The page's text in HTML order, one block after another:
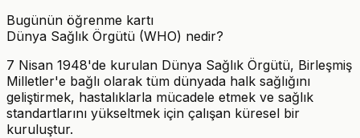
Bugünün öğrenme kartı
Dünya Sağlık Örgütü (WHO) nedir?
7 Nisan 1948'de kurulan Dünya Sağlık Örgütü, Birleşmiş
Milletler'e bağlı olarak tüm dünyada halk sağlığını
geliştirmek, hastalıklarla mücadele etmek ve sağlık
standartlarını yükseltmek için çalışan küresel bir
kuruluştur.